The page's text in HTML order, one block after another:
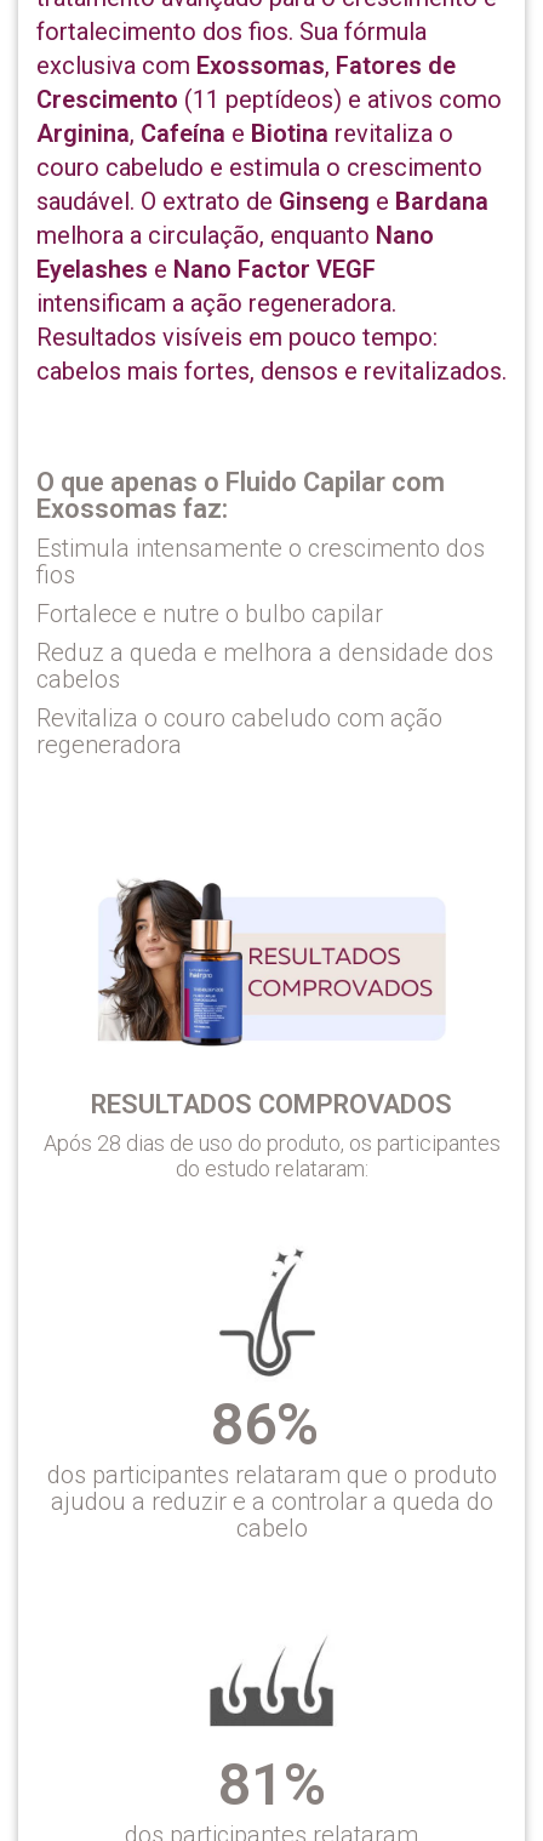
fortalecimento dos fios. Sua fórmula
exclusiva com Exossomas, Fatores de
Crescimento (11 peptídeos) e ativos como
Arginina, Cafeína e Biotina revitaliza o
couro cabeludo e estimula o crescimento
saudável. O extrato de Ginseng e Bardana
melhora a circulação, enquanto Nano
Eyelashes e Nano Factor VEGF
intensificam a ação regeneradora.
Resultados visíveis em pouco tempo:
cabelos mais fortes, densos e revitalizados.
O que apenas o Fluido Capilar com
Exossomas faz:
Estimula intensamente o crescimento dos
fios
Fortalece e nutre o bulbo capilar
Reduz a queda e melhora a densidade dos
cabelos
Revitaliza o couro cabeludo com ação
regeneradora
RESULTADOS COMPROVADOS
Após 28 dias de uso do produto, os participantes
do estudo relataram:
86%
dos participantes relataram que o produto
ajudou a reduzir e a controlar a queda do
cabelo
81%
dos participantes relataram